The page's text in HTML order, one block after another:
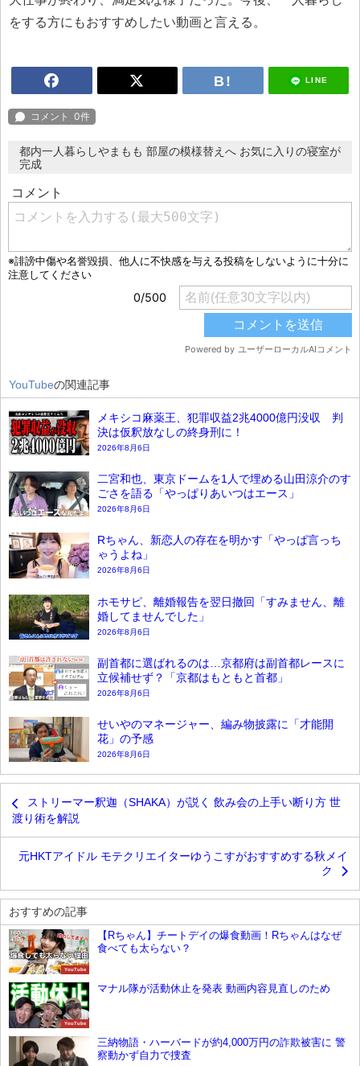
をする方にもおすすめしたい動画と言える。
LINE
都内一人暮らしやまもも 部屋の模様替えへ お気に入りの寝室が
完成
YouTubeの関連記事
メキシコ麻薬王、犯罪収益2兆4000億円没収 判
決は仮釈放なしの終身刑に！
2026年8月6日
二宮和也、東京ドームを1人で埋める山田涼介のす
ごさを語る「やっぱりあいつはエース」
2026年8月6日
Rちゃん、新恋人の存在を明かす「やっぱ言っち
ゃうよね」
2026年8月6日
ホモサピ、離婚報告を翌日撤回「すみません、離
婚してませんでした」
2026年8月6日
副首都に選ばれるのは…京都府は副首都レースに
立候補せず？「京都はもともと首都」
2026年8月6日
せいやのマネージャー、編み物披露に「才能開
花」の予感
2026年8月6日
ストリーマー釈迦（SHAKA）が説く 飲み会の上手い断り方 世
渡り術を解説
元HKTアイドル モテクリエイターゆうこすがおすすめする秋メイ
ク
おすすめの記事
YouTube
【Rちゃん】チートデイの爆食動画！Rちゃんはなぜ
食べても太らない？
YouTube
マナル隊が活動休止を発表 動画内容見直しのため
三納物語・ハーバードが約4,000万円の詐欺被害に 警
察動かず自力で捜査